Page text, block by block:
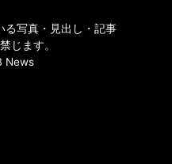
る写真・見出し・記事
じます。
News